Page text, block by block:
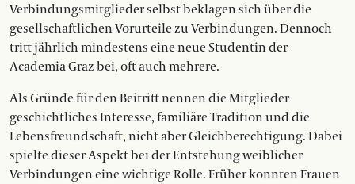
Verbindungsmitglieder selbst beklagen sich über die
gesellschaftlichen Vorurteile zu Verbindungen. Dennoch
tritt jährlich mindestens eine neue Studentin der
Academia Graz bei, oft auch mehrere.
Als Gründe für den Beitritt nennen die Mitglieder
geschichtliches Interesse, familiäre Tradition und die
Lebensfreundschaft, nicht aber Gleichberechtigung. Dabei
spielte dieser Aspekt bei der Entstehung weiblicher
Verbindungen eine wichtige Rolle. Früher konnten Frauen